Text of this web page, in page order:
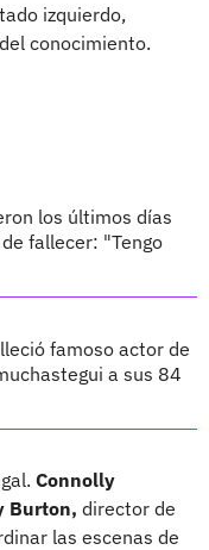
izquierdo,
conocimiento.
los últimos días
fallecer: "Tengo
famoso actor de
a sus 84
Connolly
Burton, director de
las escenas de